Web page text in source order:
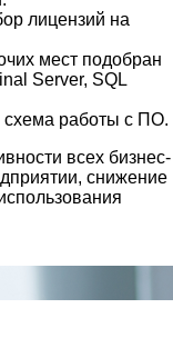
лицензий на
мест подобран
Server, SQL
схема работы с ПО.
всех бизнес-
снижение